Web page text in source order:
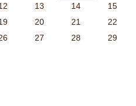
13 14
15
20 21
22
27 28
29